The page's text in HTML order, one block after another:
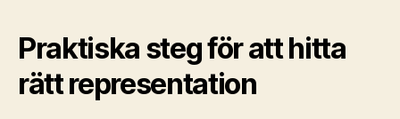
Praktiska steg för att hitta
rätt representation